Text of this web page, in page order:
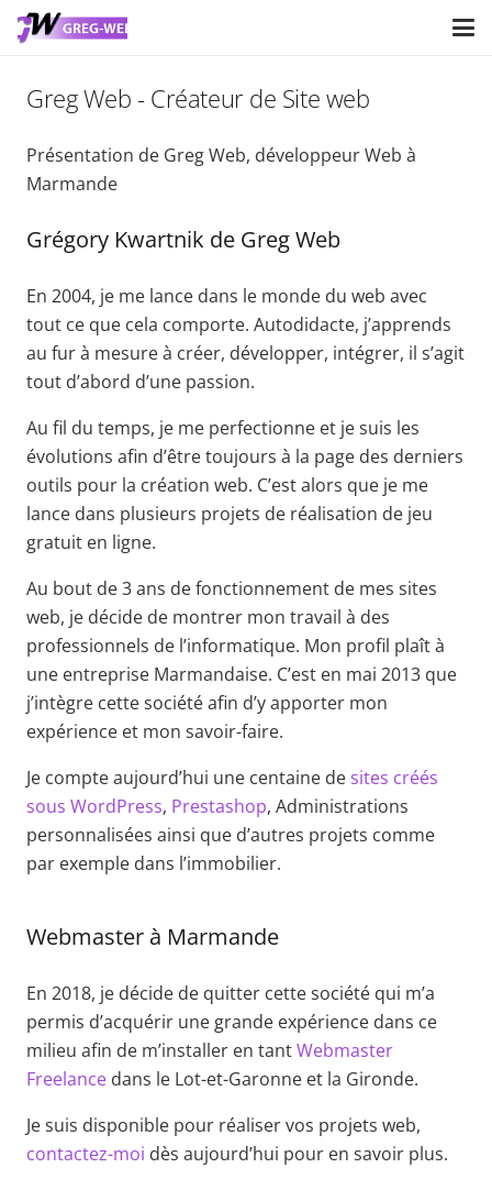
Greg Web - Créateur de Site web
Présentation de Greg Web, développeur Web à
Marmande
Grégory Kwartnik de Greg Web
En 2004, je me lance dans le monde du web avec
tout ce que cela comporte. Autodidacte, j’apprends
au fur à mesure à créer, développer, intégrer, il s’agit
tout d’abord d’une passion.
Au fil du temps, je me perfectionne et je suis les
évolutions afin d’être toujours à la page des derniers
outils pour la création web. C’est alors que je me
lance dans plusieurs projets de réalisation de jeu
gratuit en ligne.
Au bout de 3 ans de fonctionnement de mes sites
web, je décide de montrer mon travail à des
professionnels de l’informatique. Mon profil plaît à
une entreprise Marmandaise. C’est en mai 2013 que
j’intègre cette société afin d’y apporter mon
expérience et mon savoir-faire.
Je compte aujourd’hui une centaine desites créés
sous WordPress, Prestashop, Administrations
personnalisées ainsi que d’autres projets comme
par exemple dans l’immobilier.
Webmaster à Marmande
En 2018, je décide de quitter cette société qui m’a
permis d’acquérir une grande expérience dans ce
milieu afin de m’installer en tantWebmaster
Freelance dans le Lot-et-Garonne et la Gironde.
Je suis disponible pour réaliser vos projets web,
contactez-moi dès aujourd’hui pour en savoir plus.